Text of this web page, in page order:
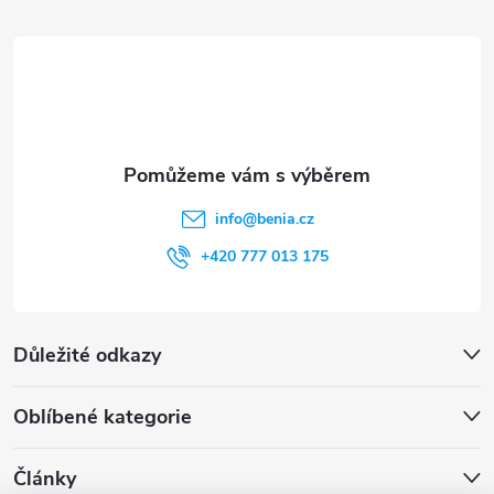
Důležité odkazy
Oblíbené kategorie
Články
info@benia.cz
+420 777 013 175